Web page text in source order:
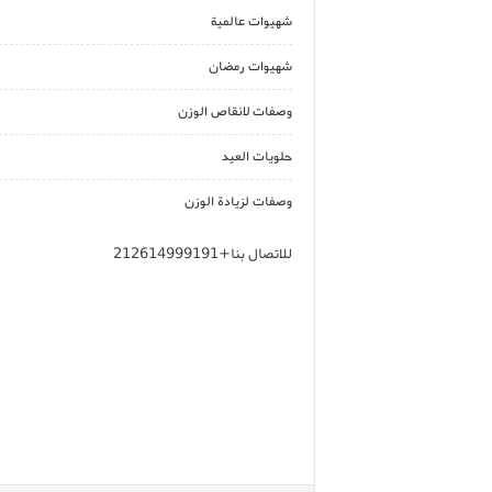
شهيوات عالمية
شهيوات رمضان
وصفات لانقاص الوزن
حلويات العيد
وصفات لزيادة الوزن
للاتصال بنا+212614999191